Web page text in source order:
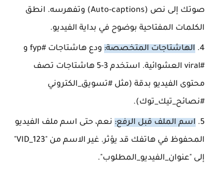
صوتك إلى نص (Auto-captions) وتفهرسه. انطق
الكلمات المفتاحية بوضوح في بداية الفيديو.
الهاشتاجات المتخصصة:
ودع هاشتاجات #fyp و
#viral العشوائية. استخدم 3-5 هاشتاجات تصف
محتوى الفيديو بدقة (مثل #تسويق_الكتروني
#نصائح_تيك_توك).
اسم الملف قبل الرفع: نعم، حتى اسم ملف الفيديو
المحفوظ في هاتفك قد يؤثر. غير الاسم من "VID_123"
إلى "عنوان_الفيديو_المطلوب".